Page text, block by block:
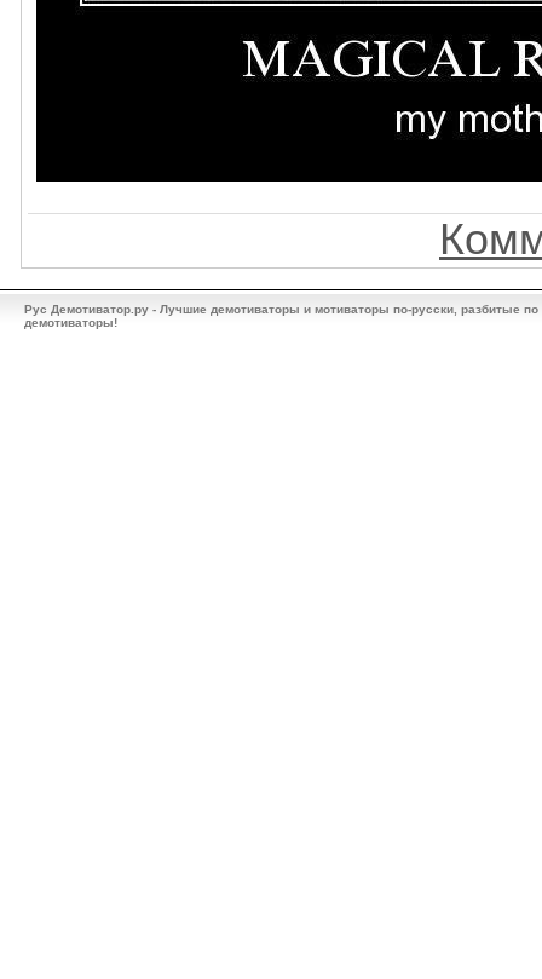
Рус Демотиватор.ру - Лучшие демотиваторы и мотиваторы по-русски, разбитые
демотиваторы!